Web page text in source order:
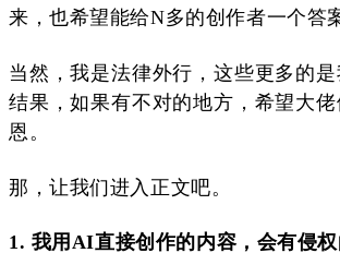
来，也希望能给N多的创作者一个答
当然，我是法律外行，这些更多的
结果，如果有不对的地方，希望大
恩。
那，让我们进入正文吧。
1. 我用AI直接创作的内容，会有侵权